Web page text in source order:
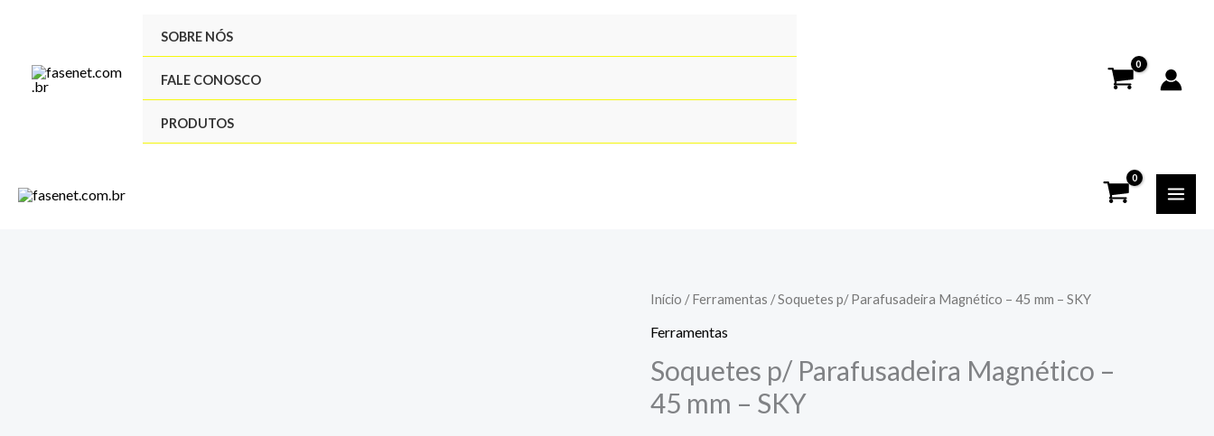
conteúdo
SOBRE NÓS
FALE CONOSCO
PRODUTOS
Início /Ferramentas / Soquetes p/ Parafusadeira Magnético – 45 mm – SKY
Ferramentas
Soquetes p/ Parafusadeira Magnético –
45 mm – SKY